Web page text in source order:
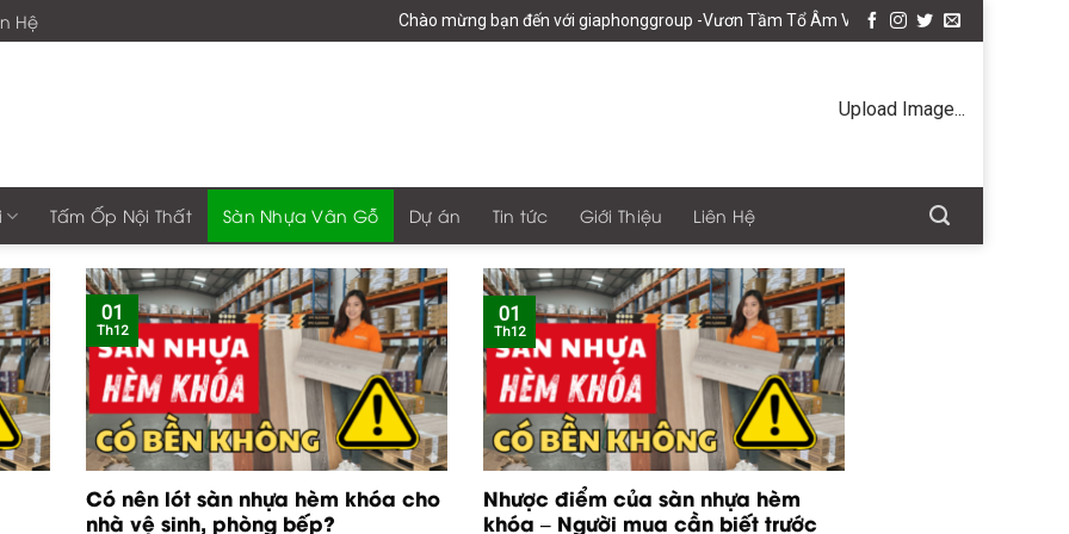
Hệ Chào mừng bạn đến với giaphonggroup -Vươn Tầm Tổ Âm Việt
Upload Image...
Tấm Ốp Nội Thất Sàn Nhựa Vân Gỗ Dự án Tin tức Giới Thiệu Liên Hệ
Có nên lót sàn nhựa hèm khóa cho
nhà vệ sinh, phòng bếp?
01
Th12
Nhược điểm của sàn nhựa hèm
khóa – Người mua cần biết trước
01
Th12